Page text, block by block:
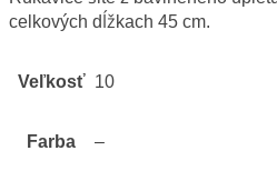
celkových dĺžkach 45 cm.
Veľkosť 10
Farba –